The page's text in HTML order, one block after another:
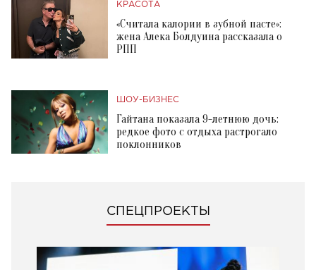
КРАСОТА
«Считала калории в зубной пасте»:
жена Алека Болдуина рассказала о
РПП
ШОУ-БИЗНЕС
Гайтана показала 9-летнюю дочь:
редкое фото с отдыха растрогало
поклонников
СПЕЦПРОЕКТЫ